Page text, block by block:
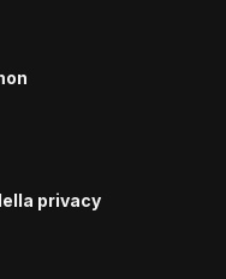
privacy